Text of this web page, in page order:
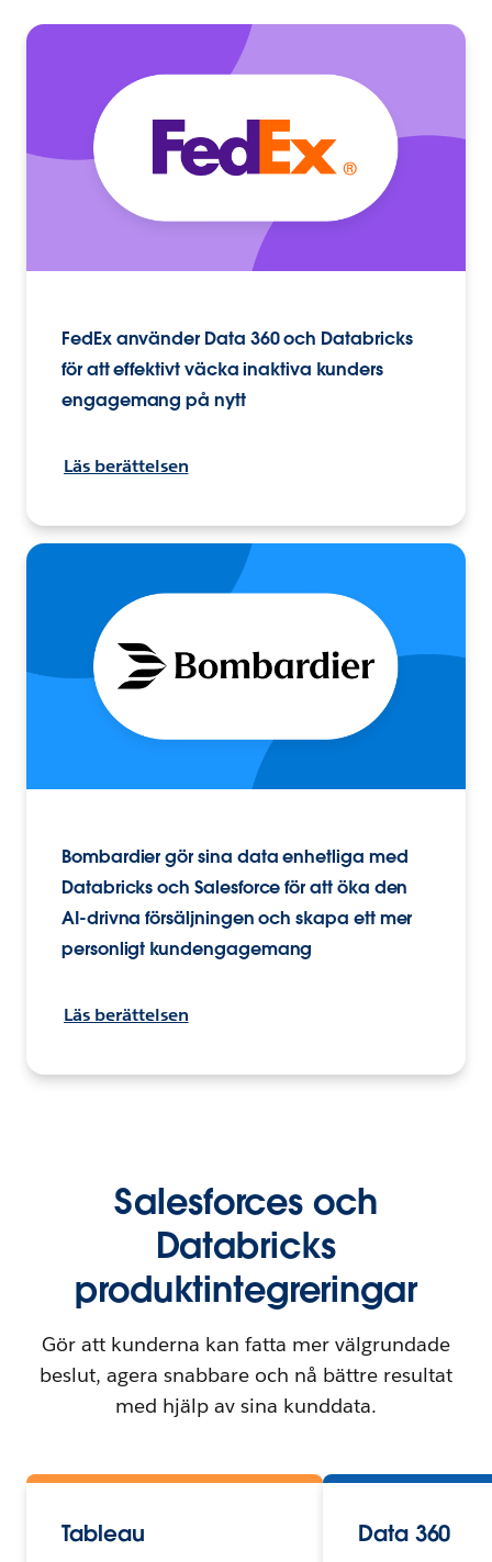
FedEx använder Data 360 och Databricks
för att effektivt väcka inaktiva kunders
engagemang på nytt
Läs berättelsen
Bombardier gör sina data enhetliga med
Databricks och Salesforce för att öka den
AI-drivna försäljningen och skapa ett mer
personligt kundengagemang
Läs berättelsen
Salesforces och
Databricks
produktintegreringar
Gör att kunderna kan fatta mer välgrundade
beslut, agera snabbare och nå bättre resultat
med hjälp av sina kunddata.
Tableau Data 360